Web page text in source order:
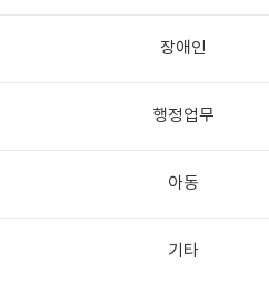
장애인
행정업무
아동
기타